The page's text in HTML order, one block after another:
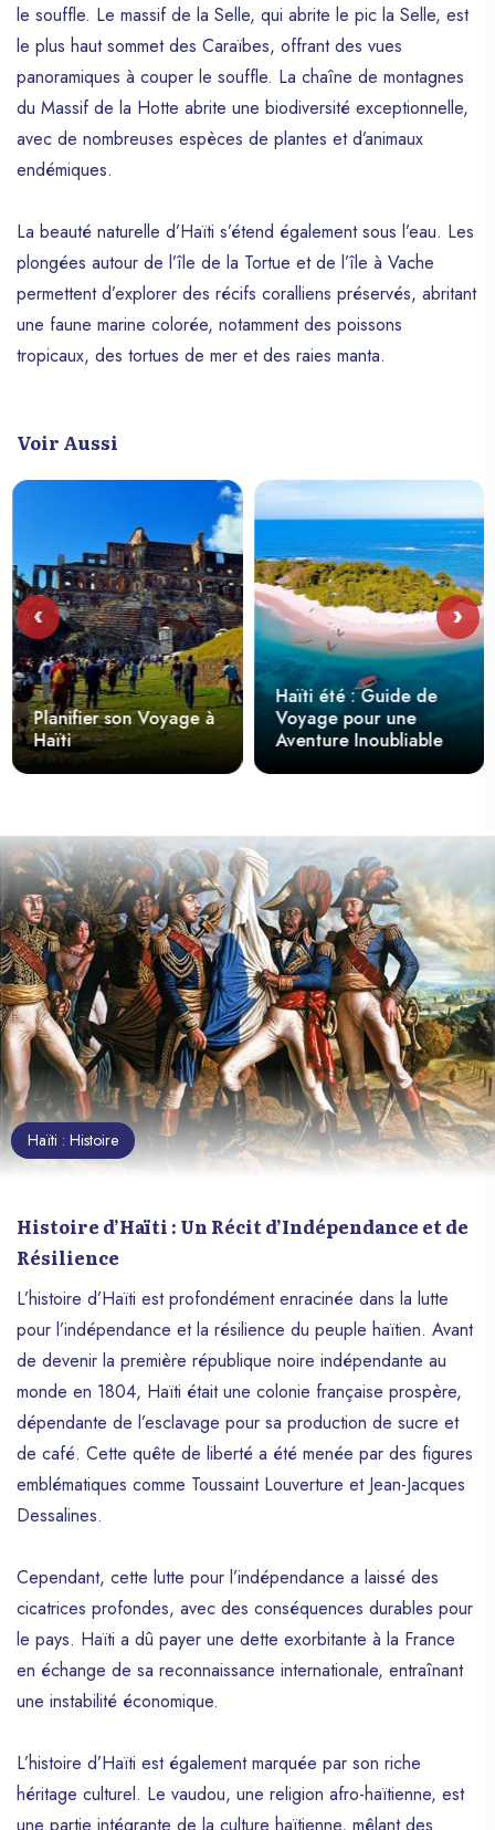
le souffle. Le massif de la Selle, qui abrite le pic la Selle, est
le plus haut sommet des Caraïbes, offrant des vues
panoramiques à couper le souffle. La chaîne de montagnes
du Massif de la Hotte abrite une biodiversité exceptionnelle,
avec de nombreuses espèces de plantes et d’animaux
endémiques.
La beauté naturelle d’Haïti s’étend également sous l’eau. Les
plongées autour de l’île de la Tortue et de l’île à Vache
permettent d’explorer des récifs coralliens préservés, abritant
une faune marine colorée, notamment des poissons
tropicaux, des tortues de mer et des raies manta.
Voir Aussi
Planifier son Voyage à
Haïti
Haïti été : Guide de
Voyage pour une
Aventure Inoubliable
‹ ›
Haïti : Histoire
Histoire d’Haïti : Un Récit d’Indépendance et de
Résilience
L’histoire d’Haïti est profondément enracinée dans la lutte
pour l’indépendance et la résilience du peuple haïtien. Avant
de devenir la première république noire indépendante au
monde en 1804, Haïti était une colonie française prospère,
dépendante de l’esclavage pour sa production de sucre et
de café. Cette quête de liberté a été menée par des figures
emblématiques comme Toussaint Louverture et Jean-Jacques
Dessalines.
Cependant, cette lutte pour l’indépendance a laissé des
cicatrices profondes, avec des conséquences durables pour
le pays. Haïti a dû payer une dette exorbitante à la France
en échange de sa reconnaissance internationale, entraînant
une instabilité économique.
L’histoire d’Haïti est également marquée par son riche
héritage culturel. Le vaudou, une religion afro-haïtienne, est
une partie intégrante de la culture haïtienne, mêlant des